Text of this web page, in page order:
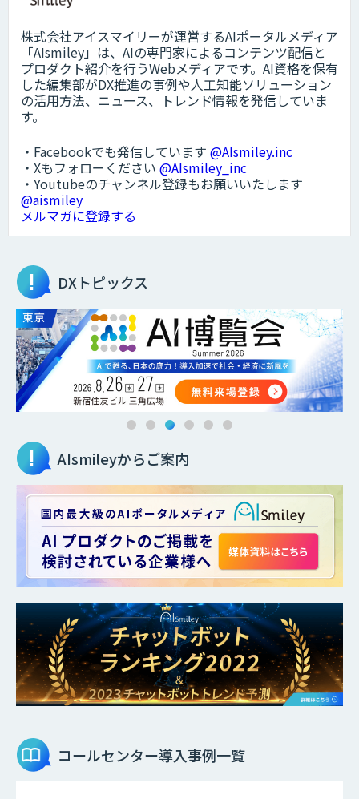
株式会社アイスマイリーが運営するAIポータルメディア
「AIsmiley」は、AIの専門家によるコンテンツ配信と
プロダクト紹介を行うWebメディアです。AI資格を保有
した編集部がDX推進の事例や人工知能ソリューション
の活用方法、ニュース、トレンド情報を発信していま
す。
・Facebookでも発信しています @AIsmiley.inc
・Xもフォローください @AIsmiley_inc
・Youtubeのチャンネル登録もお願いいたします
@aismiley
メルマガに登録する
DXトピックス
AIsmileyからご案内
コールセンター導入事例一覧